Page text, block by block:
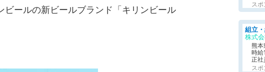
ビールの新ビールブランド「キリンビール
ス
株式
熊本
時
正社
ス